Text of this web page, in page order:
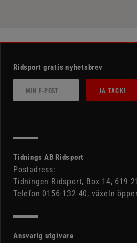
Ridsport gratis nyhetsbrev
JA TACK!
Tidnings AB Ridsport
Postadress:
Tidningen Ridsport, Box 14, 619
Telefon 0156-132 40, växeln
Ansvarig utgivare